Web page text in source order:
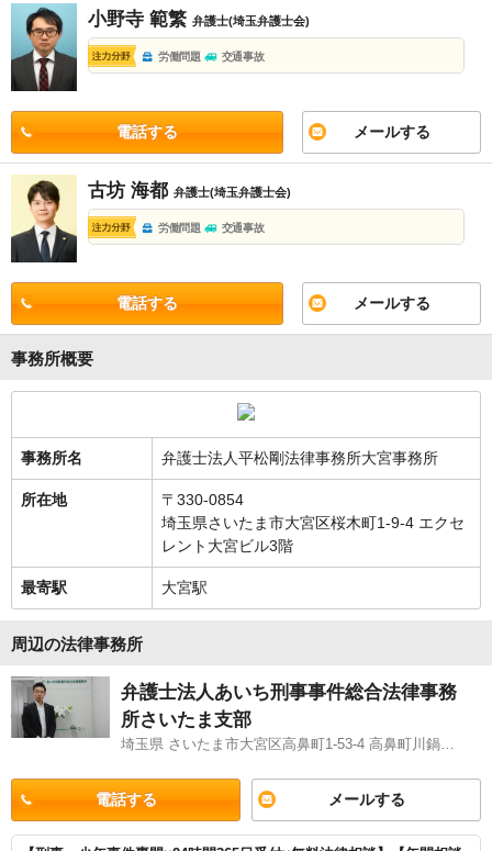
小野寺 範繁 弁護士(埼玉弁護士会)
労働問題 交通事故
電話する メールする
古坊 海都 弁護士(埼玉弁護士会)
労働問題 交通事故
電話する メールする
事務所概要
事務所名 弁護士法人平松剛法律事務所大宮事務所
所在地
〒330-0854
埼玉県さいたま市大宮区桜木町1-9-4 エクセ
レント大宮ビル3階
最寄駅 大宮駅
周辺の法律事務所
弁護士法人あいち刑事事件総合法律事務
所さいたま支部
埼玉県 さいたま市大宮区高鼻町1-53-4 高鼻町川鍋ビル4階
電話する メールする